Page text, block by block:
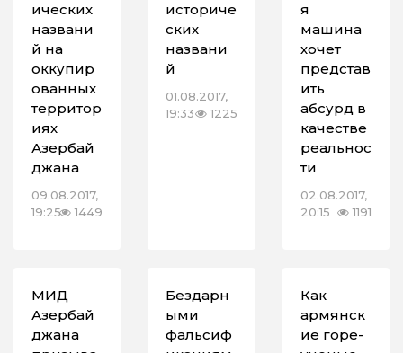
ических
названи
й на
оккупир
ованных
территор
иях
Азербай
джана
09.08.2017,
19:25
1449
историче
ских
названи
й
01.08.2017,
19:33
1225
я
машина
хочет
представ
ить
абсурд в
качестве
реальнос
ти
02.08.2017,
20:15
1191
МИД
Азербай
джана
Бездарн
ыми
фальсиф
Как
армянск
ие горе-